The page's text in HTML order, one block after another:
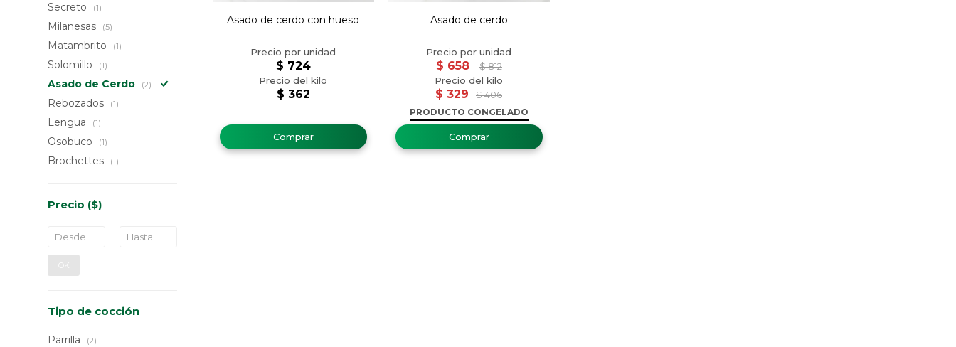
Asado de cerdo con hueso
$ 362
$ 724
Asado de cerdo
$ 329 $ 406
$ 658 $ 812
PRODUCTO CONGELADO
Secreto (1)
Milanesas (5)
Matambrito (1)
Solomillo (1)
Asado de Cerdo (2)
Rebozados (1)
Lengua (1)
Osobuco (1)
Brochettes (1)
Precio ($)
OK
Tipo de cocción
Parrilla (2)